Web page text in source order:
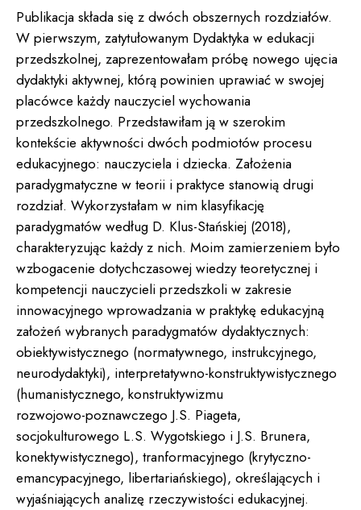
Publikacja składa się z dwóch obszernych rozdziałów.
W pierwszym, zatytułowanym Dydaktyka w edukacji
przedszkolnej, zaprezentowałam próbę nowego ujęcia
dydaktyki aktywnej, którą powinien uprawiać w swojej
placówce każdy nauczyciel wychowania
przedszkolnego. Przedstawiłam ją w szerokim
kontekście aktywności dwóch podmiotów procesu
edukacyjnego: nauczyciela i dziecka. Założenia
paradygmatyczne w teorii i praktyce stanowią drugi
rozdział. Wykorzystałam w nim klasyfikację
paradygmatów według D. Klus-Stańskiej (2018),
charakteryzując każdy z nich. Moim zamierzeniem było
wzbogacenie dotychczasowej wiedzy teoretycznej i
kompetencji nauczycieli przedszkoli w zakresie
innowacyjnego wprowadzania w praktykę edukacyjną
założeń wybranych paradygmatów dydaktycznych:
obiektywistycznego (normatywnego, instrukcyjnego,
neurodydaktyki), interpretatywno-konstruktywistycznego
(humanistycznego, konstruktywizmu
rozwojowo-poznawczego J.S. Piageta,
socjokulturowego L.S. Wygotskiego i J.S. Brunera,
konektywistycznego), tranformacyjnego (krytyczno-
emancypacyjnego, libertariańskiego), określających i
wyjaśniających analizę rzeczywistości edukacyjnej.